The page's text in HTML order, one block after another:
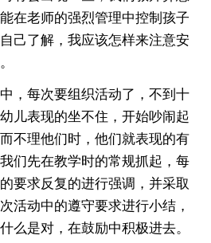
在老师的强烈管理中控制孩子
己了解，我应该怎样来注意安
，每次要组织活动了，不到十
儿表现的坐不住，开始吵闹起
不理他们时，他们就表现的有
们先在教学时的常规抓起，每
要求反复的进行强调，并采取
活动中的遵守要求进行小结，
么是对，在鼓励中积极进去。